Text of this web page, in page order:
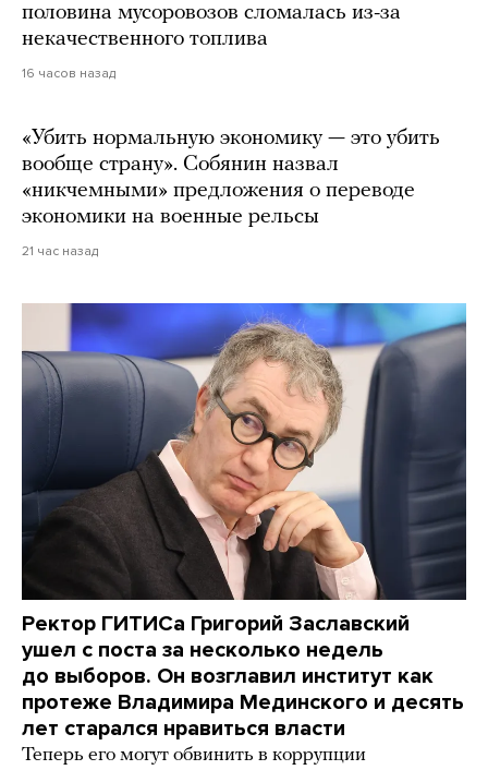
половина мусоровозов сломалась из-за
некачественного топлива
16 часов назад
«Убить нормальную экономику — это убить
вообще страну». Собянин назвал
«никчемными» предложения о переводе
экономики на военные рельсы
21 час назад
Ректор ГИТИСа Григорий Заславский
ушел с поста за несколько недель
до выборов. Он возглавил институт как
протеже Владимира Мединского и десять
лет старался нравиться власти
Теперь его могут обвинить в коррупции